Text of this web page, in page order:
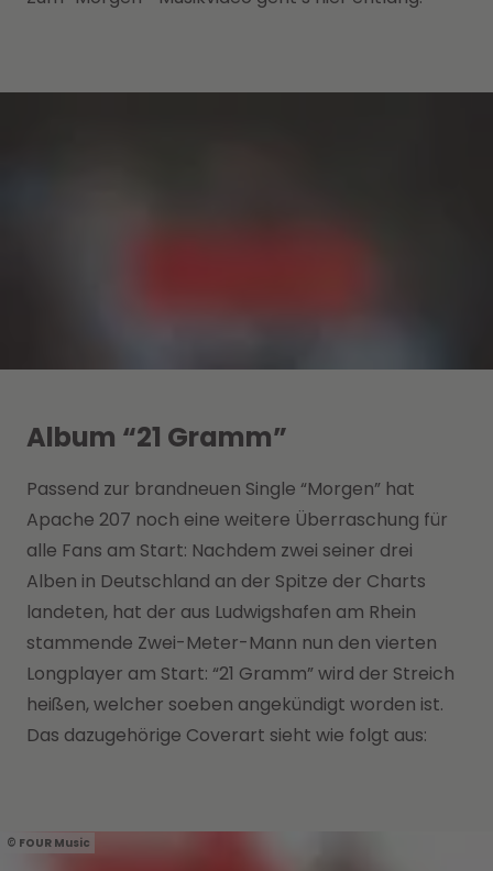
Album “21 Gramm”
Passend zur brandneuen Single “Morgen” hat
Apache 207 noch eine weitere Überraschung für
alle Fans am Start: Nachdem zwei seiner drei
Alben in Deutschland an der Spitze der Charts
landeten, hat der aus Ludwigshafen am Rhein
stammende Zwei-Meter-Mann nun den vierten
Longplayer am Start: “21 Gramm” wird der Streich
heißen, welcher soeben angekündigt worden ist.
Das dazugehörige Coverart sieht wie folgt aus:
FOUR Music